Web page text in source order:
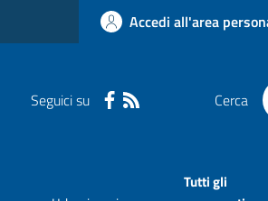
Accedi all'area
Seguici su Cerca
Tutti gli